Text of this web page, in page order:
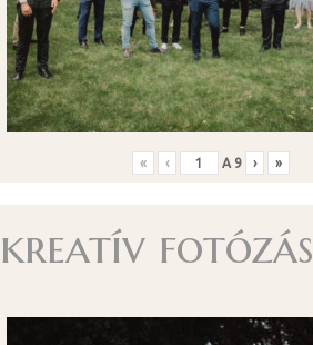
« ‹ A 9 › »
kreatív fotózás